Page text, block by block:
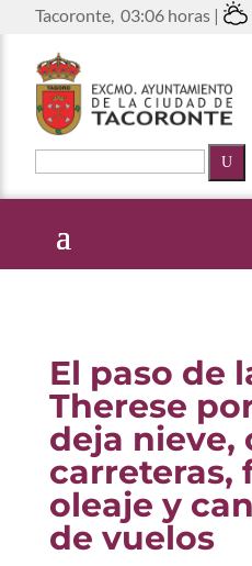
Tacoronte, 03:06 horas |
U
El paso de
Therese
deja nieve,
carreteras,
oleaje y
de vuelos